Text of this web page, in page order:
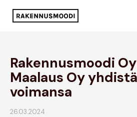
Rakennusmoodi
Maalaus Oy
voimansa
26.03.2024